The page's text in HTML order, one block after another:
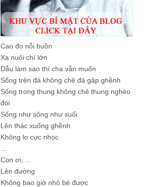
Cao đo nỗi buồn
Xa nuôi chí lớn
Dẫu làm sao thì cha vẫn muốn
Sống trên đá không chê đá gập ghềnh
Sống trong thung không chê thung nghèo
đói
Sống như sông như suối
Lên thác xuống ghềnh
Không lo cực nhọc
Con ơi, ...
Lên đường
Không bao giờ nhỏ bé được